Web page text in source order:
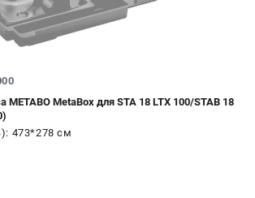
MetaBox для STA 18 LTX 100/STAB 18
473*278 см